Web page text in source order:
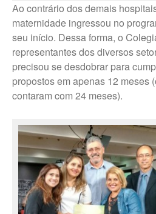
Ao contrário dos demais
maternidade ingressou no
seu início. Dessa forma, o
representantes dos diversos
precisou se desdobrar para
propostos em apenas 12 meses
contaram com 24 meses).